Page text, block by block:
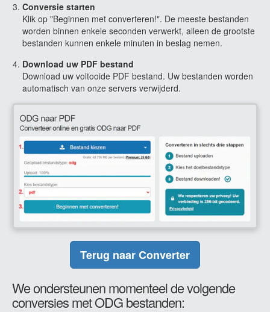
Conversie starten
Klik op "Beginnen met converteren!". De meeste bestanden
worden binnen enkele seconden verwerkt, alleen de grootste
bestanden kunnen enkele minuten in beslag nemen.
Download uw PDF bestand
Download uw voltooide PDF bestand. Uw bestanden worden
automatisch van onze servers verwijderd.
Terug naar Converter
We ondersteunen momenteel de volgende
conversies met ODG bestanden: